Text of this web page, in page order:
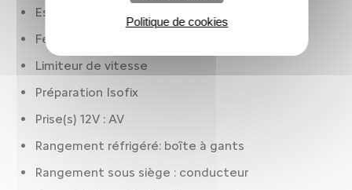
Essuie-glaces à capteur de pluie
Feux à LED
Limiteur de vitesse
Préparation Isofix
Prise(s) 12V : AV
Rangement réfrigéré: boîte à gants
Rangement sous siège : conducteur
Politique de cookies